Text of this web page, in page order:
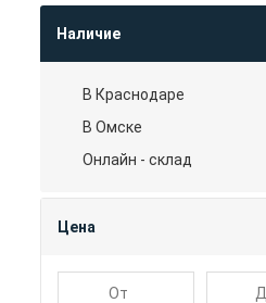
Цена
Наличие
В Краснодаре
В Омске
Онлайн - склад